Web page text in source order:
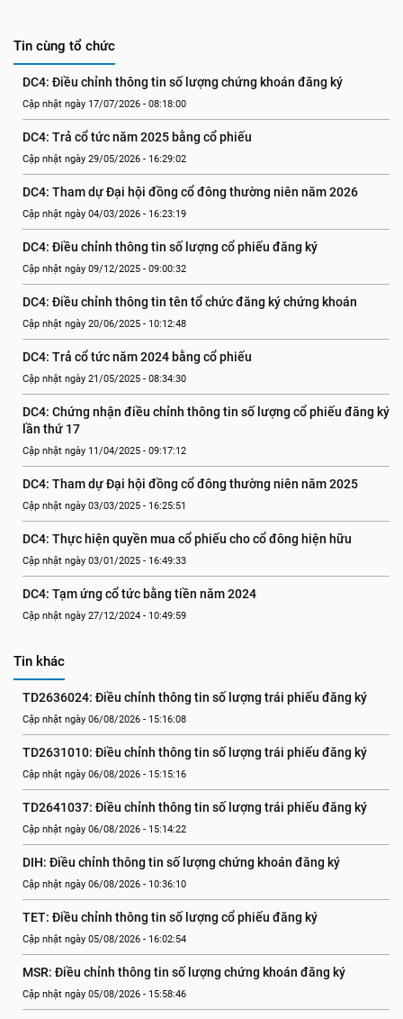
Tin cùng tổ chức
DC4: Điều chỉnh thông tin số lượng chứng khoán đăng ký
Cập nhật ngày 17/07/2026 - 08:18:00
DC4: Trả cổ tức năm 2025 bằng cổ phiếu
Cập nhật ngày 29/05/2026 - 16:29:02
DC4: Tham dự Đại hội đồng cổ đông thường niên năm 2026
Cập nhật ngày 04/03/2026 - 16:23:19
DC4: Điều chỉnh thông tin số lượng cổ phiếu đăng ký
Cập nhật ngày 09/12/2025 - 09:00:32
DC4: Điều chỉnh thông tin tên tổ chức đăng ký chứng khoán
Cập nhật ngày 20/06/2025 - 10:12:48
DC4: Trả cổ tức năm 2024 bằng cổ phiếu
Cập nhật ngày 21/05/2025 - 08:34:30
DC4: Chứng nhận điều chỉnh thông tin số lượng cổ phiếu đăng ký
lần thứ 17
Cập nhật ngày 11/04/2025 - 09:17:12
DC4: Tham dự Đại hội đồng cổ đông thường niên năm 2025
Cập nhật ngày 03/03/2025 - 16:25:51
DC4: Thực hiện quyền mua cổ phiếu cho cổ đông hiện hữu
Cập nhật ngày 03/01/2025 - 16:49:33
DC4: Tạm ứng cổ tức bằng tiền năm 2024
Cập nhật ngày 27/12/2024 - 10:49:59
Tin khác
TD2636024: Điều chỉnh thông tin số lượng trái phiếu đăng ký
Cập nhật ngày 06/08/2026 - 15:16:08
TD2631010: Điều chỉnh thông tin số lượng trái phiếu đăng ký
Cập nhật ngày 06/08/2026 - 15:15:16
TD2641037: Điều chỉnh thông tin số lượng trái phiếu đăng ký
Cập nhật ngày 06/08/2026 - 15:14:22
DIH: Điều chỉnh thông tin số lượng chứng khoán đăng ký
Cập nhật ngày 06/08/2026 - 10:36:10
TET: Điều chỉnh thông tin số lượng cổ phiếu đăng ký
Cập nhật ngày 05/08/2026 - 16:02:54
MSR: Điều chỉnh thông tin số lượng chứng khoán đăng ký
Cập nhật ngày 05/08/2026 - 15:58:46